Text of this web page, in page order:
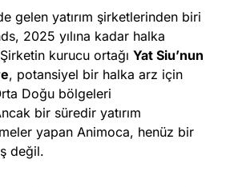
gelen yatırım şirketlerinden biri
2025 yılına kadar halka
kurucu ortağı Yat Siu’nun
, potansiyel bir halka arz için
Doğu bölgeleri
bir süredir yatırım
yapan Animoca, henüz bir
değil.